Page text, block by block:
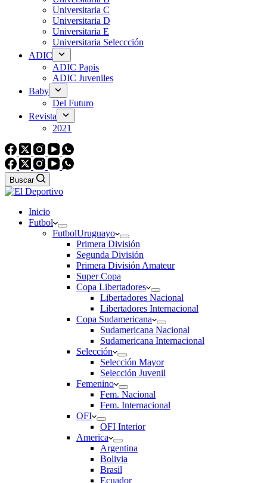
Universitaria C
Universitaria D
Universitaria E
Universitaria Seleccción
ADIC
ADIC Papis
ADIC Juveniles
Baby
Del Futuro
Revista
2021
Buscar
Inicio
Futbol
FutbolUruguayo
Primera División
Segunda División
Primera División Amateur
Super Copa
Copa Libertadores
Libertadores Nacional
Libertadores Internacional
Copa Sudamericana
Sudamericana Nacional
Sudamericana Internacional
Selección
Selección Mayor
Selección Juvenil
Femenino
Fem. Nacional
Fem. Internacional
OFI
OFI Interior
America
Argentina
Bolivia
Brasil
Ecuador